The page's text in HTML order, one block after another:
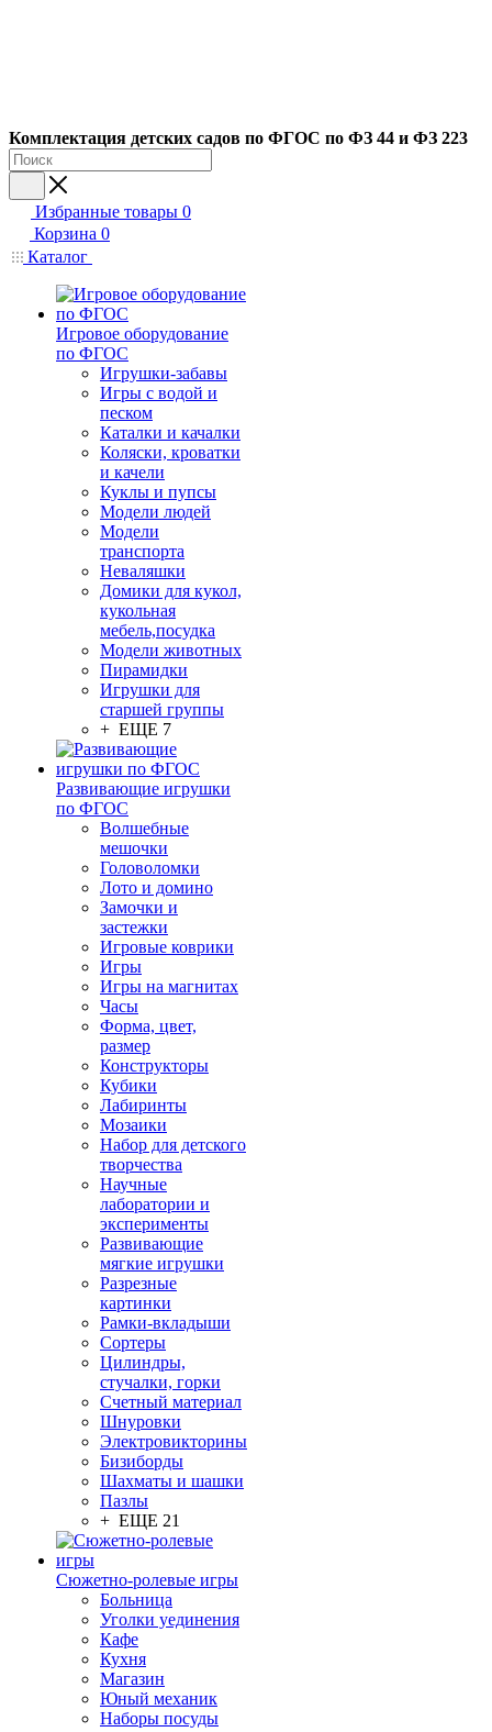
Комплектация детских садов по ФГОC по ФЗ 44 и ФЗ 223
Избранные товары 0
Корзина 0
Каталог
Игровое оборудование
по ФГОС
Игрушки-забавы
Игры с водой и
песком
Каталки и качалки
Коляски, кроватки
и качели
Куклы и пупсы
Модели людей
Модели
транспорта
Неваляшки
Домики для кукол,
кукольная
мебель,посудка
Модели животных
Пирамидки
Игрушки для
старшей группы
+ ЕЩЕ 7
Развивающие игрушки
по ФГОС
Волшебные
мешочки
Головоломки
Лото и домино
Замочки и
застежки
Игровые коврики
Игры
Игры на магнитах
Часы
Форма, цвет,
размер
Конструкторы
Кубики
Лабиринты
Мозаики
Набор для детского
творчества
Научные
лаборатории и
эксперименты
Развивающие
мягкие игрушки
Разрезные
картинки
Рамки-вкладыши
Сортеры
Цилиндры,
стучалки, горки
Счетный материал
Шнуровки
Электровикторины
Бизиборды
Шахматы и шашки
Пазлы
+ ЕЩЕ 21
Сюжетно-ролевые игры
Больница
Уголки уединения
Кафе
Кухня
Магазин
Юный механик
Наборы посуды